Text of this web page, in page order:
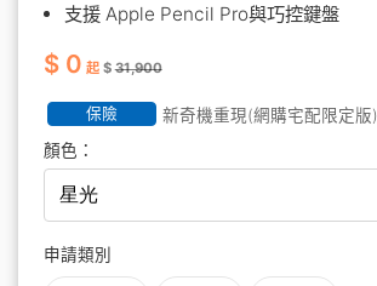
支援 Apple Pencil Pro與巧控鍵盤
$ 0 起 $31,900
保險
新奇機重現(網購宅配限定版)
顏色：
申請類別